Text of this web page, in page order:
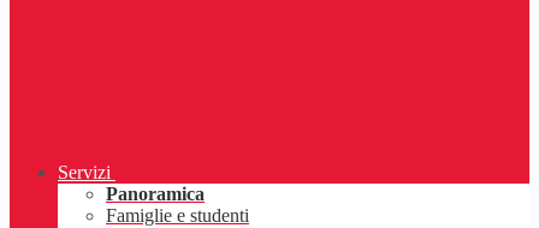
Servizi
Panoramica
Famiglie e studenti